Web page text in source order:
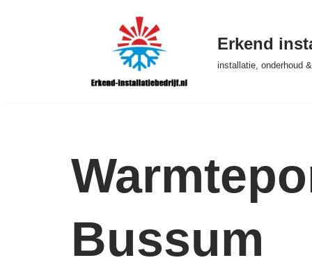
Erkend
installatie, onderhoud
Bussum